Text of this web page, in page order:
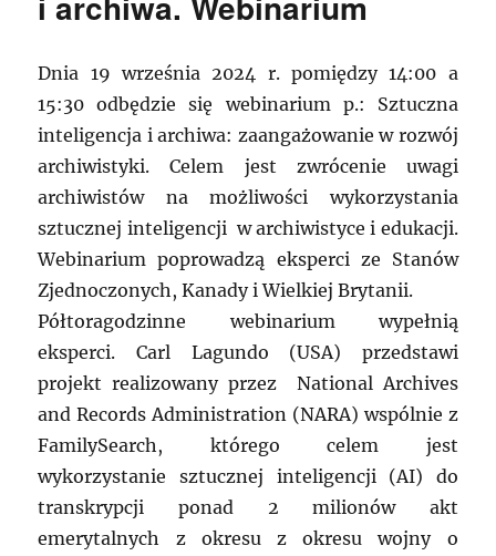
Dnia 19 września 2024 r. pomiędzy 14:00 a
15:30 odbędzie się webinarium p.: Sztuczna
inteligencja i archiwa: zaangażowanie w rozwój
archiwistyki. Celem jest zwrócenie uwagi
archiwistów na możliwości wykorzystania
sztucznej inteligencji w archiwistyce i edukacji.
Webinarium poprowadzą eksperci ze Stanów
Zjednoczonych, Kanady i Wielkiej Brytanii.
Półtoragodzinne webinarium wypełnią
eksperci. Carl Lagundo (USA) przedstawi
projekt realizowany przez National Archives
and Records Administration (NARA) wspólnie z
FamilySearch, którego celem jest
wykorzystanie sztucznej inteligencji (AI) do
transkrypcji ponad 2 milionów akt
emerytalnych z okresu z okresu wojny o